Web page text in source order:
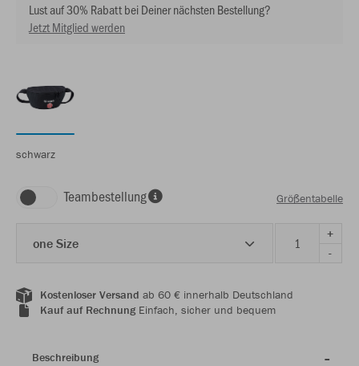
Lust auf 30% Rabatt bei Deiner nächsten Bestellung?
Jetzt Mitglied werden
schwarz
Teambestellung Größentabelle
one Size
+
-
Kostenloser Versand ab 60 € innerhalb Deutschland
Kauf auf RechnungEinfach, sicher und bequem
Beschreibung